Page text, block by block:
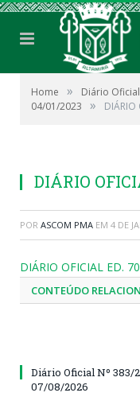
Home » Diário Oficial
04/01/2023
» DIÁRIO
DIÁRIO
POR ASCOM PMA EM 4 DE
DIÁRIO OFICIAL ED.
CONTEÚDO
Diário Oficial Nº 383/
07/08/2026